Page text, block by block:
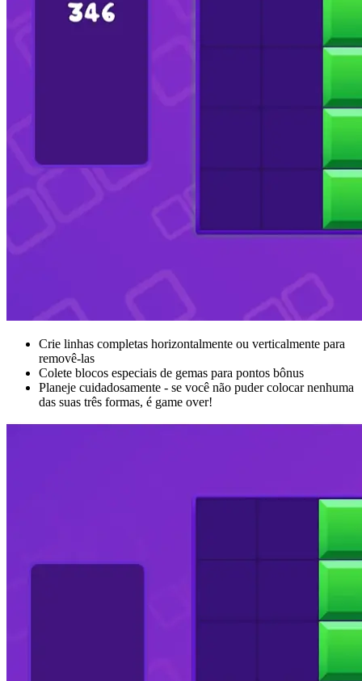
Crie linhas completas horizontalmente ou verticalmente para
removê-las
Colete blocos especiais de gemas para pontos bônus
Planeje cuidadosamente - se você não puder colocar nenhuma
das suas três formas, é game over!